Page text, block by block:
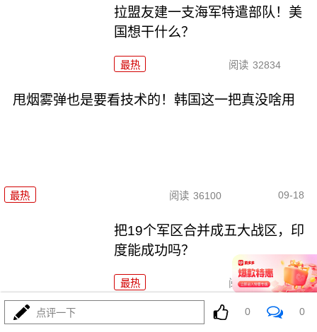
拉盟友建一支海军特遣部队！美
国想干什么？
最热 阅读 32834
甩烟雾弹也是要看技术的！韩国这一把真没啥用
最热 阅读 36100 09-18
把19个军区合并成五大战区，印
度能成功吗？
最热 阅读 34653
地主家也没余粮了：三选一，美国怎么选？
点评一下 0 0